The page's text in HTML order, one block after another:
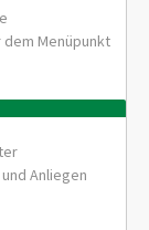
Menüpunkt
Anliegen